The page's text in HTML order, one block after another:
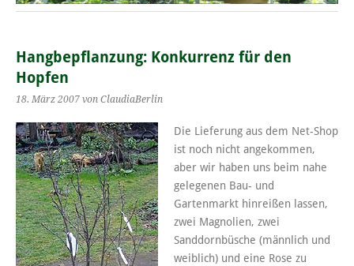
Hangbepflanzung: Konkurrenz für den
Hopfen
18. März 2007 von ClaudiaBerlin
Die Lieferung aus dem Net-Shop
ist noch nicht angekommen,
aber wir haben uns beim nahe
gelegenen Bau- und
Gartenmarkt hinreißen lassen,
zwei Magnolien, zwei
Sanddornbüsche (männlich und
weiblich) und eine Rose zu